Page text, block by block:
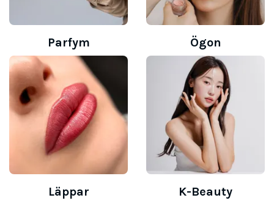
Parfym Ögon
Läppar K-Beauty